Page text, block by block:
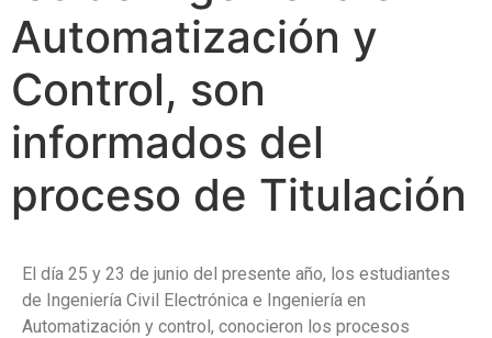
Automatización y
Control, son
informados del
proceso de Titulación
El día 25 y 23 de junio del presente año, los estudiantes
de Ingeniería Civil Electrónica e Ingeniería en
Automatización y control, conocieron los procesos